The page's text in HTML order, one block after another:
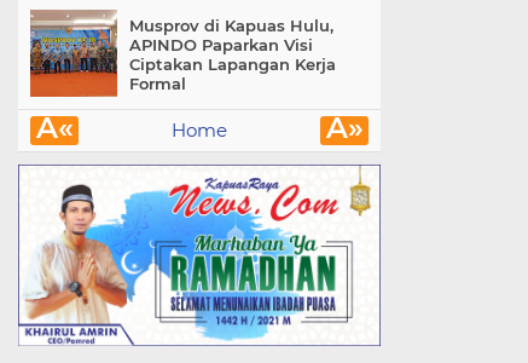
Musprov di Kapuas Hulu,
APINDO Paparkan Visi
Ciptakan Lapangan Kerja
Formal
Â« Â»
Home